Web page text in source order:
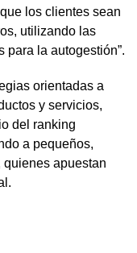
los clientes sean
utilizando las
para la autogestión”.
orientadas a
y servicios,
del ranking
a pequeños,
quienes apuestan